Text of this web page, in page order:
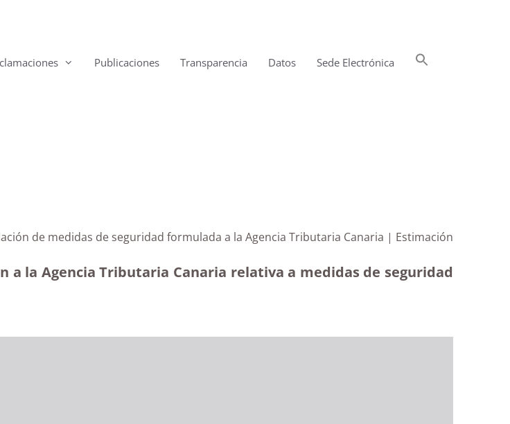
Publicaciones Transparencia Datos Sede Electrónica
de medidas de seguridad formulada a la Agencia Tributaria Canaria | Estimación
la Agencia Tributaria Canaria relativa a medidas de seguridad